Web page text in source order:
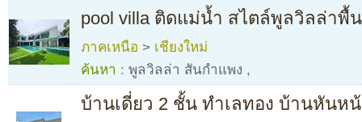
pool villa ติดแม่น้ำ สไตล์พูลวิลล่า
ภาคเหนือ > เชียงใหม่
ค้นหา : พูลวิลล่า สันกำแพง ,
บ้านเดี่ยว 2 ชั้น ทำเลทอง บ้านหันห